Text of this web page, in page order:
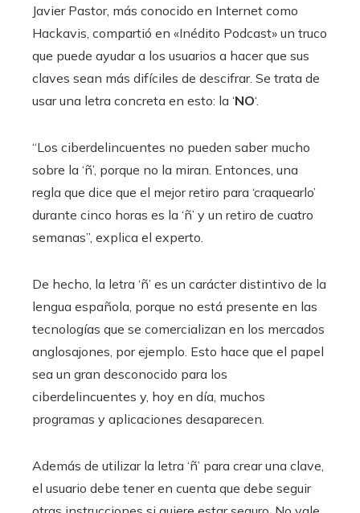
Javier Pastor, más conocido en Internet como
Hackavis, compartió en «Inédito Podcast» un truco
que puede ayudar a los usuarios a hacer que sus
claves sean más difíciles de descifrar. Se trata de
usar una letra concreta en esto: la ‘NO‘.
“Los ciberdelincuentes no pueden saber mucho
sobre la ‘ñ’, porque no la miran. Entonces, una
regla que dice que el mejor retiro para ‘craquearlo’
durante cinco horas es la ‘ñ’ y un retiro de cuatro
semanas”, explica el experto.
De hecho, la letra ‘ñ’ es un carácter distintivo de la
lengua española, porque no está presente en las
tecnologías que se comercializan en los mercados
anglosajones, por ejemplo. Esto hace que el papel
sea un gran desconocido para los
ciberdelincuentes y, hoy en día, muchos
programas y aplicaciones desaparecen.
Además de utilizar la letra ‘ñ’ para crear una clave,
el usuario debe tener en cuenta que debe seguir